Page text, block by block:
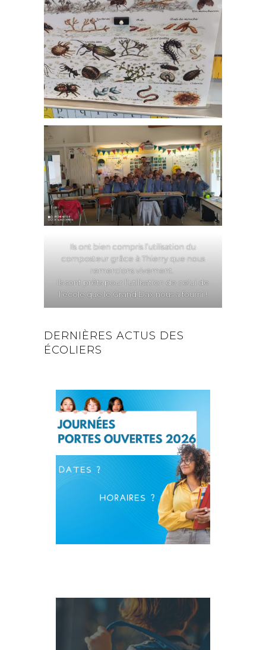
Ils ont bien compris l’utilisation du
composteur grâce à Thierry que nous
remercions vivement.
Ils sont prêts pour l’utilisation de celui de
l’école que le Grand Dax nous a fourni !
DERNIÈRES ACTUS DES
ÉCOLIERS